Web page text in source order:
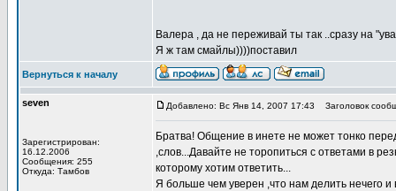
Валера , да не переживай ты так ..сразу на
Я ж там смайлы))))поставил
Вернуться к началу
seven
Зарегистрирован:
16.12.2006
Сообщения: 255
Откуда: Тамбов
Добавлено: Вс Янв 14, 2007 17:43 Заголовок
Братва! Общение в инете не может тонко
,слов...Давайте не торопиться с ответами в
которому хотим ответить...
Я больше чем уверен ,что нам делить нечего и